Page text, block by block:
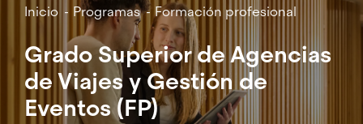
Breadcrumb
Inicio Programas Formación profesional
Grado Superior de Agencias
de Viajes y Gestión de
Eventos (FP)